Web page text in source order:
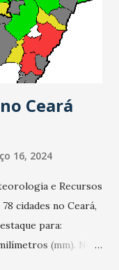
Ceará
16, 2024
e Recursos
cidades no Ceará,
para:
(mm). Nova